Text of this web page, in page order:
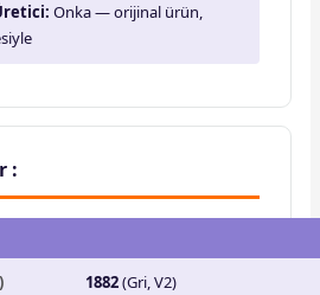
Onka — orijinal ürün,
:
1882(Gri, V2)